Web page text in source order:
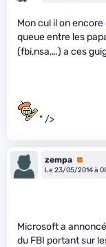
Mon cul il on
queue entre les
(fbi,nsa,…) a ces
" />
zempa Premium
Le 23/05/2014 à
Microsoft a
du FBI portant sur